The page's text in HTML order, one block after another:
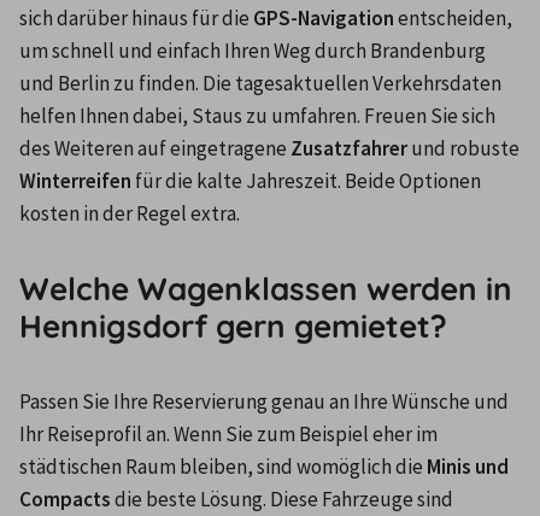
sich darüber hinaus für die GPS-Navigation entscheiden,
um schnell und einfach Ihren Weg durch Brandenburg
und Berlin zu finden. Die tagesaktuellen Verkehrsdaten
helfen Ihnen dabei, Staus zu umfahren. Freuen Sie sich
des Weiteren auf eingetragene Zusatzfahrer
Winterreifen für die kalte Jahreszeit. Beide Optionen
kosten in der Regel extra.
Welche Wagenklassen werden in
Hennigsdorf gern gemietet?
Passen Sie Ihre Reservierung genau an Ihre Wünsche und
Ihr Reiseprofil an. Wenn Sie zum Beispiel eher im
städtischen Raum bleiben, sind womöglich die Minis und
Compacts die beste Lösung. Diese Fahrzeuge sind